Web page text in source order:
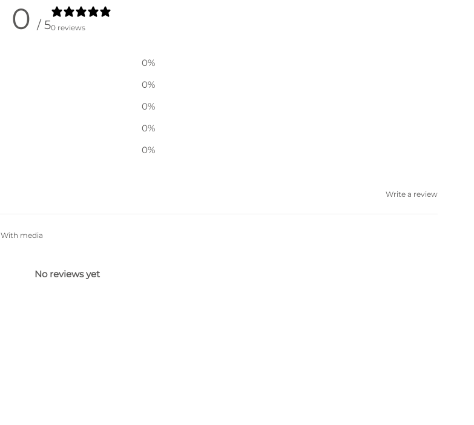
0 / 50 reviews
0%
0%
0%
0%
0%
Write a review
With media
No reviews yet